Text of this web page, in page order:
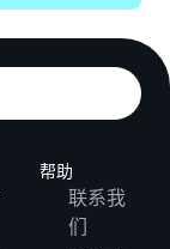
帮助
联系我
们